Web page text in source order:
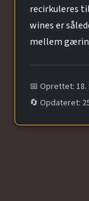
recirkuleres
wines er
mellem
📅 Oprettet:
🔄 Opdateret: